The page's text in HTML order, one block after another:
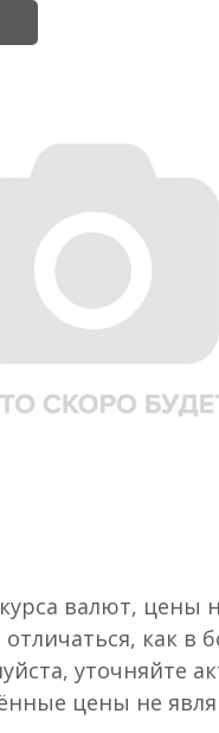
валют, цены
как в
уточняйте
цены не